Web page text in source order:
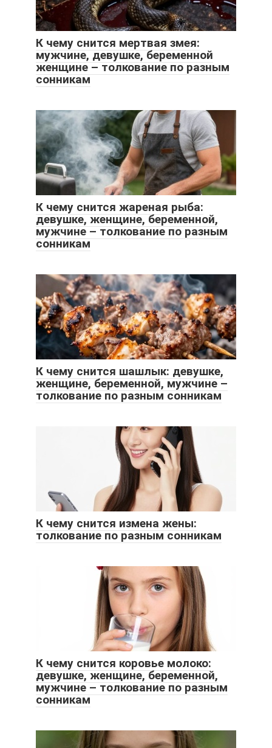
К чему снится мертвая змея:
мужчине, девушке, беременной
женщине – толкование по разным
сонникам
К чему снится жареная рыба:
девушке, женщине, беременной,
мужчине – толкование по разным
сонникам
К чему снится шашлык: девушке,
женщине, беременной, мужчине –
толкование по разным сонникам
К чему снится измена жены:
толкование по разным сонникам
К чему снится коровье молоко:
девушке, женщине, беременной,
мужчине – толкование по разным
сонникам